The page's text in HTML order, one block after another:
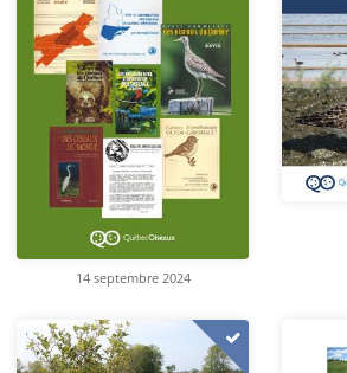
14 septembre 2024